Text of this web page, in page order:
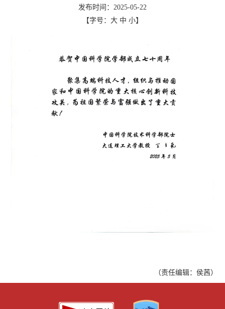
发布时间：2025-05-22
【字号： 大 中 小】
（责任编辑：侯茜）